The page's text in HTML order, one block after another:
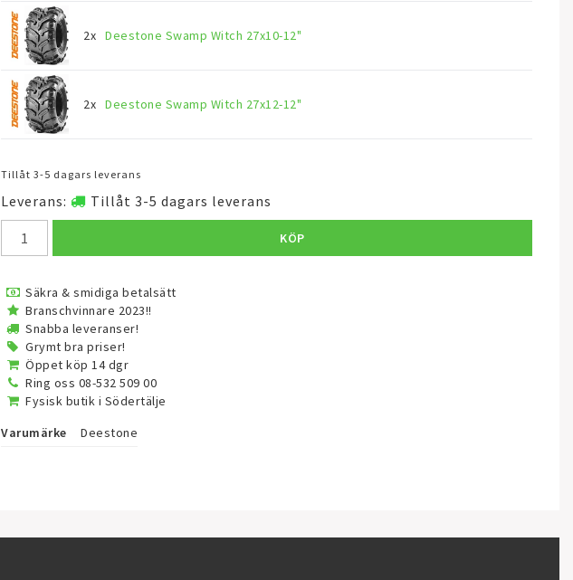
2x Deestone Swamp Witch 27x10-12"
2x Deestone Swamp Witch 27x12-12"
Tillåt 3-5 dagars leverans
Leverans: Tillåt 3-5 dagars leverans
KÖP
Säkra & smidiga betalsätt
Branschvinnare 2023!!
Snabba leveranser!
Grymt bra priser!
Öppet köp 14 dgr
Ring oss 08-532 509 00
Fysisk butik i Södertälje
Varumärke
Deestone